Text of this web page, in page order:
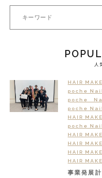
人
HAIR
poche
poche
poche
HAIR
poche
HAIR
HAIR
HAIR
HAIR
事業発展